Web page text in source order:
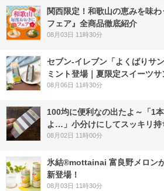
関西限定！和歌山の恵みを味
フェア』全商品徹底紹介
08月03日 11時30分
セブン‐イレブン「よくばりサ
ミント登場｜夏限定スイーツ
08月06日 11時30分
100均に便利なの出たよ～「1
よ…」小分けにしてスッキリ持
08月02日 11時00分
氷結®mottainai 富良野メロン
新登場！
08月03日 11時30分